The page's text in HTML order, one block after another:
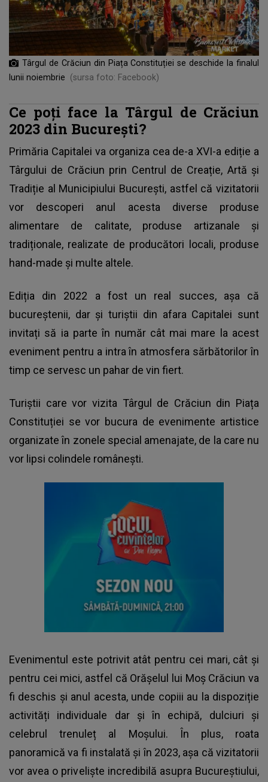
Târgul de Crăciun din Piața Constituției se deschide la finalul
lunii noiembrie
(sursa foto: Facebook)
Ce poți face la Târgul de Crăciun
2023 din București?
Primăria Capitalei va organiza cea de-a XVI-a ediție a
Târgului de Crăciun prin Centrul de Creație, Artă și
Tradiție al Municipiului București, astfel că vizitatorii
vor descoperi anul acesta diverse produse
alimentare de calitate, produse artizanale și
tradiționale, realizate de producători locali, produse
hand-made și multe altele.
Ediția din 2022 a fost un real succes, așa că
bucureștenii, dar și turiștii din afara Capitalei sunt
invitați să ia parte în număr cât mai mare la acest
eveniment pentru a intra în atmosfera sărbătorilor în
timp ce servesc un pahar de vin fiert.
Turiștii care vor vizita Târgul de Crăciun din Piața
Constituției se vor bucura de evenimente artistice
organizate în zonele special amenajate, de la care nu
vor lipsi colindele românești.
Evenimentul este potrivit atât pentru cei mari, cât și
pentru cei mici, astfel că Orășelul lui Moș Crăciun va
fi deschis și anul acesta, unde copiii au la dispoziție
activități individuale dar și în echipă, dulciuri și
celebrul trenuleț al Moșului. În plus, roata
panoramică va fi instalată și în 2023, așa că vizitatorii
vor avea o priveliște incredibilă asupra Bucureștiului,